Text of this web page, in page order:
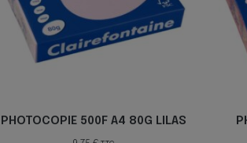
PHOTOCOPIE 500F A4 80G LILAS